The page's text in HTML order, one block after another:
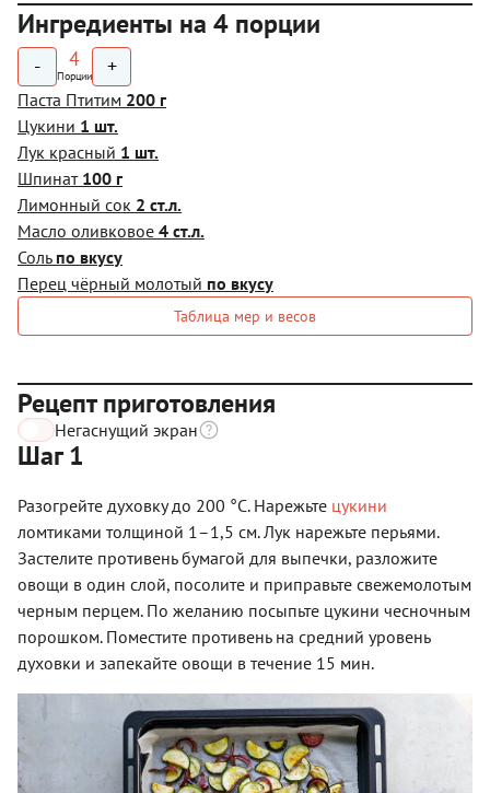
Ингредиенты на 4 порции
- 4
Порции +
Паста Птитим 200 г
Цукини 1 шт.
Лук красный 1 шт.
Шпинат 100 г
Лимонный сок 2 ст.л.
Масло оливковое 4 ст.л.
Соль по вкусу
Перец чёрный молотый по вкусу
Таблица мер и весов
Рецепт приготовления
Негаснущий экран
Шаг 1
Разогрейте духовку до 200 °C. Нарежьте цукини
ломтиками толщиной 1–1,5 см. Лук нарежьте перьями.
Застелите противень бумагой для выпечки, разложите
овощи в один слой, посолите и приправьте свежемолотым
черным перцем. По желанию посыпьте цукини чесночным
порошком. Поместите противень на средний уровень
духовки и запекайте овощи в течение 15 мин.